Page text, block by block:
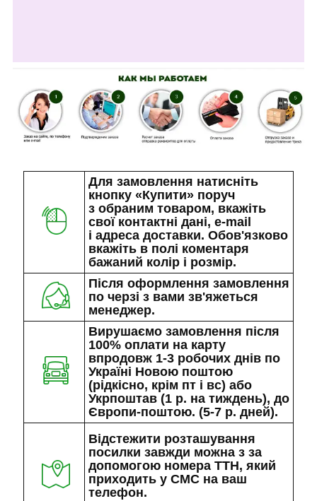
Для замовлення натисніть
кнопку «Купити» поруч
з обраним товаром, вкажіть
свої контактні дані, e-mail
і адреса доставки. Обов'язково
вкажіть в полі коментаря
бажаний колір і розмір.
Після оформлення замовлення
по черзі з вами зв'яжеться
менеджер.
Вирушаємо замовлення після
100% оплати на карту
впродовж 1-3 робочих днів по
Україні Новою поштою
(рідкісно, крім пт і вс) або
Укрпоштав (1 р. на тиждень), до
Європи-поштою. (5-7 р. дней).
Відстежити розташування
посилки завжди можна з за
допомогою номера ТТН, який
приходить у СМС на ваш
телефон.